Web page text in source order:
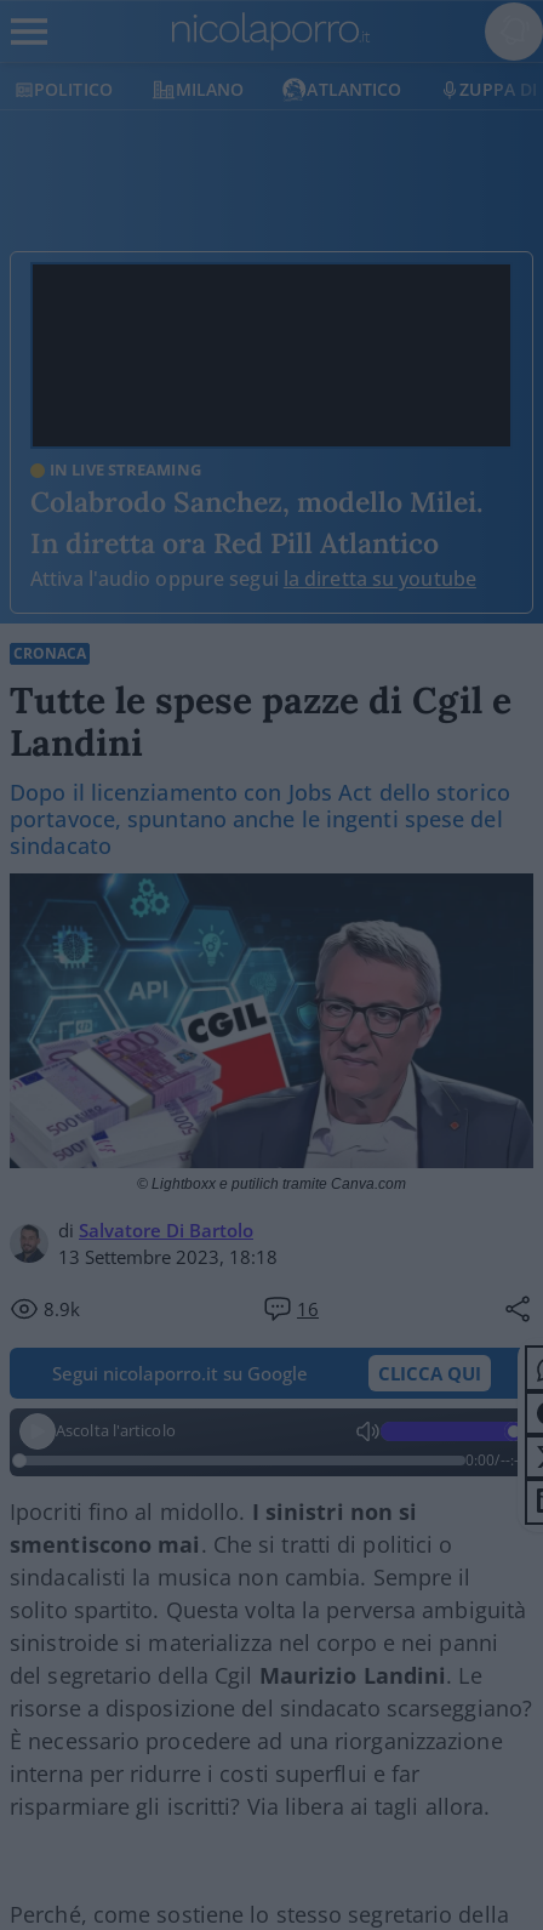
POLITICO MILANO ATLANTICO ZUPPA DI
IN LIVE STREAMING
Colabrodo Sanchez, modello Milei.
In diretta ora Red Pill Atlantico
Attiva l'audio oppure segui la diretta su youtube
CRONACA
Tutte le spese pazze di Cgil e
Landini
Dopo il licenziamento con Jobs Act dello storico
portavoce, spuntano anche le ingenti spese del
sindacato
di Salvatore Di Bartolo
13 Settembre 2023, 18:18
8.9k 16
© Lightboxx e putilich tramite Canva.com
Segui nicolaporro.it su Google CLICCA QUI
Ascolta l'articolo
0:00/--:--
Ipocriti fino al midollo. I sinistri non si
smentiscono mai. Che si tratti di politici o
sindacalisti la musica non cambia. Sempre il
solito spartito. Questa volta la perversa ambiguità
sinistroide si materializza nel corpo e nei panni
del segretario della Cgil Maurizio Landini. Le
risorse a disposizione del sindacato scarseggiano?
È necessario procedere ad una riorganizzazione
interna per ridurre i costi superflui e far
risparmiare gli iscritti? Via libera ai tagli allora.
Perché, come sostiene lo stesso segretario della